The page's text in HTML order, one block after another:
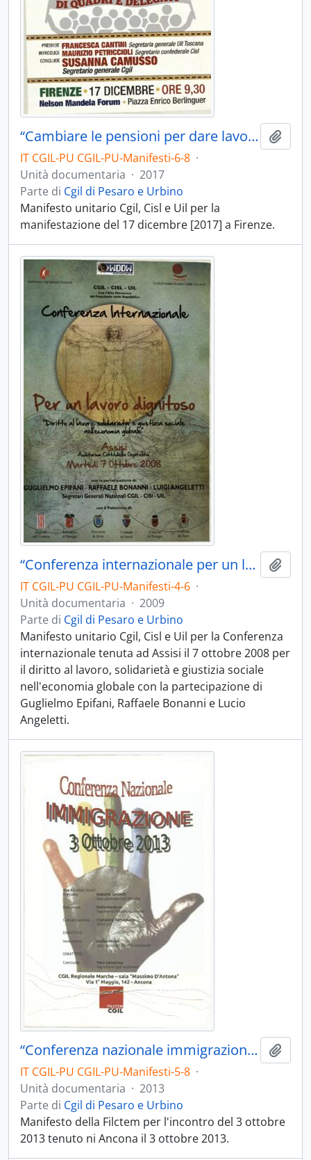
“Cambiare le pensioni per dare lavoro ai giovani” - [2017]
IT CGIL-PU CGIL-PU-Manifesti-6-8 ·
Unità documentaria · 2017
Parte di Cgil di Pesaro e Urbino
Manifesto unitario Cgil, Cisl e Uil per la
manifestazione del 17 dicembre [2017] a Firenze.
“Conferenza internazionale per un lavoro dignitoso” - 2009
IT CGIL-PU CGIL-PU-Manifesti-4-6 ·
Unità documentaria · 2009
Parte di Cgil di Pesaro e Urbino
Manifesto unitario Cgil, Cisl e Uil per la Conferenza
internazionale tenuta ad Assisi il 7 ottobre 2008 per
il diritto al lavoro, solidarietà e giustizia sociale
nell'economia globale con la partecipazione di
Guglielmo Epifani, Raffaele Bonanni e Lucio
Angeletti.
“Conferenza nazionale immigrazione” - 2013
IT CGIL-PU CGIL-PU-Manifesti-5-8 ·
Unità documentaria · 2013
Parte di Cgil di Pesaro e Urbino
Manifesto della Filctem per l'incontro del 3 ottobre
2013 tenuto ni Ancona il 3 ottobre 2013.